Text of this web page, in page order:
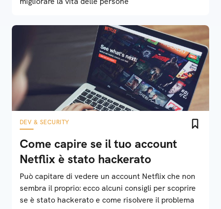
DEV & SECURITY
Come capire se il tuo account
Netflix è stato hackerato
Può capitare di vedere un account Netflix che non
sembra il proprio: ecco alcuni consigli per scoprire
se è stato hackerato e come risolvere il problema